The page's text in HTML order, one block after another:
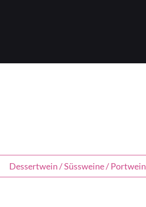
Dessertwein / Süssweine / Portwein